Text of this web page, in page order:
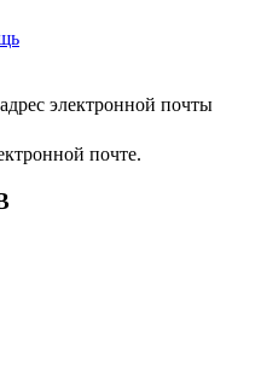
электронной почты
почте.